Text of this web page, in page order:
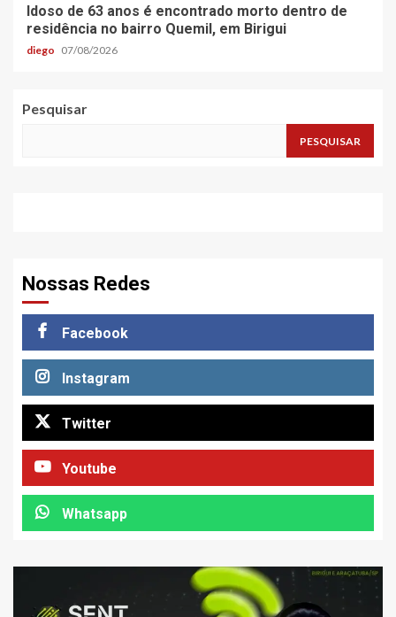
Idoso de 63 anos é encontrado morto dentro de
residência no bairro Quemil, em Birigui
diego 07/08/2026
Pesquisar
PESQUISAR
Nossas Redes
Facebook
Instagram
Twitter
Youtube
Whatsapp